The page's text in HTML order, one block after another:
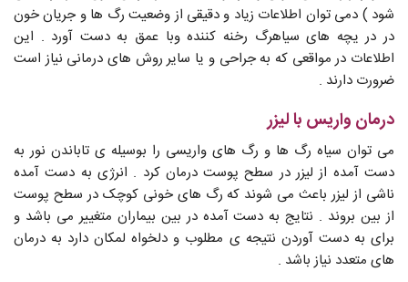
شود ) دمی توان اطلاعات زیاد و دقیقی از وضعیت رگ ها و جریان خون
در در یچه های سیاهرگ رخنه کننده وبا عمق به دست آورد . این
اطلاعات در مواقعی که به جراحی و یا سایر روش های درمانی نیاز است
ضرورت دارند .
درمان واریس با لیزر
می توان سیاه رگ ها و رگ های واریسی را بوسیله ی تاباندن نور به
دست آمده از لیزر در سطح پوست درمان کرد . انرژی به دست آمده
ناشی از لیزر باعث می شوند که رگ های خونی کوچک در سطح پوست
از بین بروند . نتایج به دست آمده در بین بیماران متغییر می باشد و
برای به دست آوردن نتیجه ی مطلوب و دلخواه لمکان دارد به درمان
های متعدد نیاز باشد .